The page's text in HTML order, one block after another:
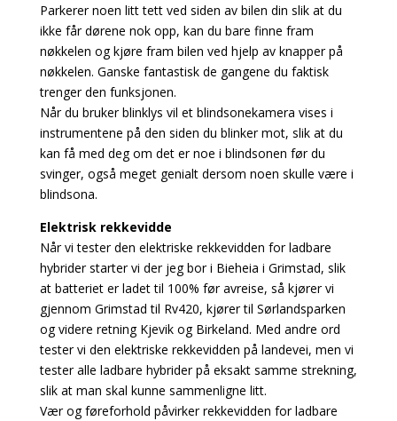
Parkerer noen litt tett ved siden av bilen din slik at du
ikke får dørene nok opp, kan du bare finne fram
nøkkelen og kjøre fram bilen ved hjelp av knapper på
nøkkelen. Ganske fantastisk de gangene du faktisk
trenger den funksjonen.
Når du bruker blinklys vil et blindsonekamera vises i
instrumentene på den siden du blinker mot, slik at du
kan få med deg om det er noe i blindsonen før du
svinger, også meget genialt dersom noen skulle være i
blindsona.
Elektrisk rekkevidde
Når vi tester den elektriske rekkevidden for ladbare
hybrider starter vi der jeg bor i Bieheia i Grimstad, slik
at batteriet er ladet til 100% før avreise, så kjører vi
gjennom Grimstad til Rv420, kjører til Sørlandsparken
og videre retning Kjevik og Birkeland. Med andre ord
tester vi den elektriske rekkevidden på landevei, men vi
tester alle ladbare hybrider på eksakt samme strekning,
slik at man skal kunne sammenligne litt.
Vær og føreforhold påvirker rekkevidden for ladbare